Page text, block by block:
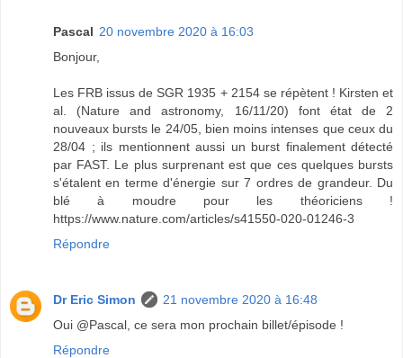
Pascal 20 novembre 2020 à 16:03
Bonjour,
Les FRB issus de SGR 1935 + 2154 se répètent ! Kirsten et
al. (Nature and astronomy, 16/11/20) font état de 2
nouveaux bursts le 24/05, bien moins intenses que ceux du
28/04 ; ils mentionnent aussi un burst finalement détecté
par FAST. Le plus surprenant est que ces quelques bursts
s'étalent en terme d'énergie sur 7 ordres de grandeur. Du
blé à moudre pour les théoriciens !
https://www.nature.com/articles/s41550-020-01246-3
Répondre
Dr Eric Simon
21 novembre 2020 à 16:48
Oui @Pascal, ce sera mon prochain billet/épisode !
Répondre